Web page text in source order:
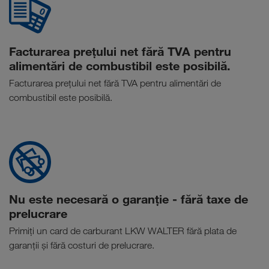
Facturarea prețului net fără TVA pentru
alimentări de combustibil este posibilă.
Facturarea prețului net fără TVA pentru alimentări de
combustibil este posibilă.
Nu este necesară o garanție - fără taxe de
prelucrare
Primiți un card de carburant LKW WALTER fără plata de
garanții și fără costuri de prelucrare.